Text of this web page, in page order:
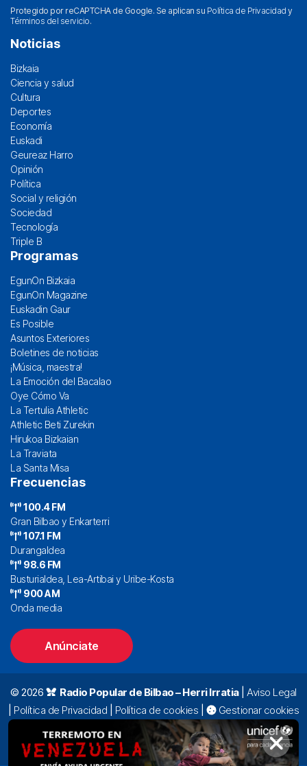
Protegido por reCAPTCHA de Google. Se aplican su Política de Privacidad y
Términos del servicio.
Noticias
Bizkaia
Ciencia y salud
Cultura
Deportes
Economía
Euskadi
Geureaz Harro
Opinión
Política
Social y religión
Sociedad
Tecnología
Triple B
Programas
EgunOn Bizkaia
EgunOn Magazine
Euskadin Gaur
Es Posible
Asuntos Exteriores
Boletines de noticias
¡Música, maestra!
La Emoción del Bacalao
Oye Cómo Va
La Tertulia Athletic
Athletic Beti Zurekin
Hirukoa Bizkaian
La Traviata
La Santa Misa
Frecuencias
100.4 FM
Gran Bilbao y Enkarterri
107.1 FM
Durangaldea
98.6 FM
Busturialdea, Lea-Artibai y Uribe-Kosta
900 AM
Onda media
Anúnciate
© 2026 Radio Popular de Bilbao – Herri Irratia|Aviso Legal
Política de Privacidad Política de cookies
Gestionar cookies
Alda. Mazarredo, 47 – 7º 48009 Bilbao |
94 423 92 00|
oyentes@radiopopular.com